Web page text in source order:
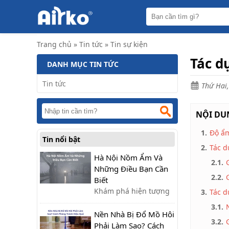
Trang chủ » Tin tức » Tin sự kiện
Tác
Thứ
NỘI
1. Độ
2. Tác
2.1.
2.2.
3. Tác
3.1.
3.2.
DANH MỤC TIN TỨC
Tin tức
Tin nổi bật
Hà Nội Nồm Ẩm Và
Những Điều Bạn Cần
Biết
Khám phá hiện tượng
nồm ẩm ở Hà Nội:
nguyên nhân, tác hại
và cách khắc phục hiệu
Nền Nhà Bị Đổ Mồ Hôi
Phải Làm Sao? Cách